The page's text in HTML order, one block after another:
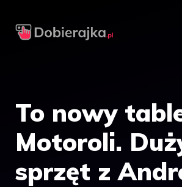
To nowy
Motoroli.
sprzęt z